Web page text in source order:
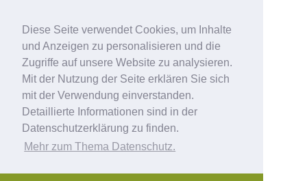
Diese Seite verwendet Cookies, um Inhalte
und Anzeigen zu personalisieren und die
Zugriffe auf unsere Website zu analysieren.
Mit der Nutzung der Seite erklären Sie sich
mit der Verwendung einverstanden.
Detaillierte Informationen sind in der
Datenschutzerklärung zu finden.
Mehr zum Thema Datenschutz.